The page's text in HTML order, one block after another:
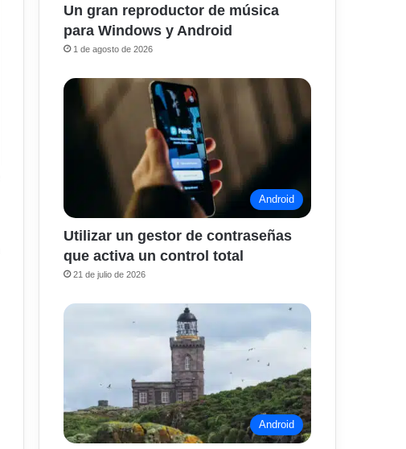
Un gran reproductor de música
para Windows y Android
1 de agosto de 2026
Android
Utilizar un gestor de contraseñas
que activa un control total
21 de julio de 2026
Android